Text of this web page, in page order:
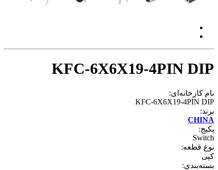
KFC-6X6X19-4PIN DIP
نام کارخانه‌ای:
KFC-6X6X19-4PIN DIP
برند:
CHINA
پکیج:
Switch
نوع قطعه:
کپی
بسته‌بندی: